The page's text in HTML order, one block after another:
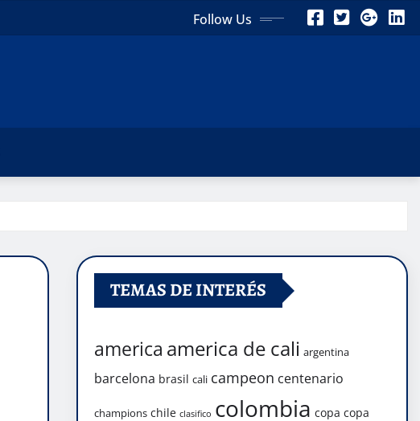
Follow Us
TEMAS DE INTERÉS
america america de cali argentina
barcelona brasil cali campeon centenario
champions chile clasifico colombia copa copa